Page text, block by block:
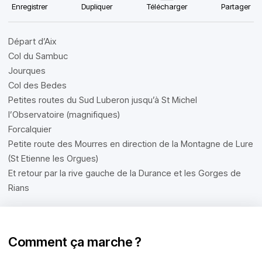
Enregistrer Dupliquer Télécharger Partager
Départ d’Aix
Col du Sambuc
Jourques
Col des Bedes
Petites routes du Sud Luberon jusqu’à St Michel
l’Observatoire (magnifiques)
Forcalquier
Petite route des Mourres en direction de la Montagne de Lure
(St Etienne les Orgues)
Et retour par la rive gauche de la Durance et les Gorges de
Rians
Comment ça marche ?